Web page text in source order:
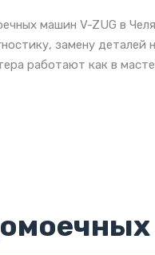
машин V-ZUG в
замену
работают как в